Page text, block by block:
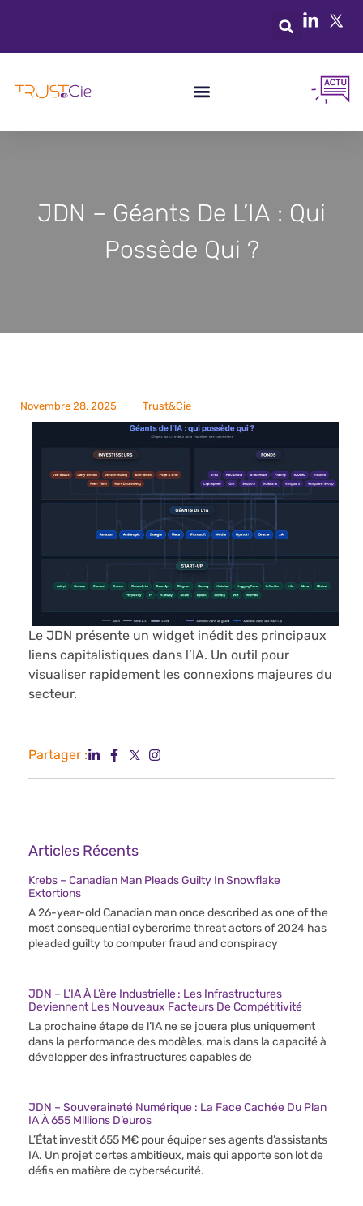
JDN – Géants De L’IA : Qui
Possède Qui ?
Novembre 28, 2025 Trust&Cie
Le JDN présente un widget inédit des principaux
liens capitalistiques dans l’IA. Un outil pour
visualiser rapidement les connexions majeures du
secteur.
Partager :
Articles Récents
Krebs – Canadian Man Pleads Guilty In Snowflake
Extortions
A 26-year-old Canadian man once described as one of the
most consequential cybercrime threat actors of 2024 has
pleaded guilty to computer fraud and conspiracy
JDN – L’IA À L’ère Industrielle : Les Infrastructures
Deviennent Les Nouveaux Facteurs De Compétitivité
La prochaine étape de l’IA ne se jouera plus uniquement
dans la performance des modèles, mais dans la capacité à
développer des infrastructures capables de
JDN – Souveraineté Numérique : La Face Cachée Du Plan
IA À 655 Millions D’euros
L’État investit 655 M€ pour équiper ses agents d’assistants
IA. Un projet certes ambitieux, mais qui apporte son lot de
défis en matière de cybersécurité.